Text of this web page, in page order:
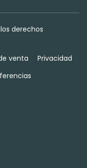
derechos
venta
Privacidad